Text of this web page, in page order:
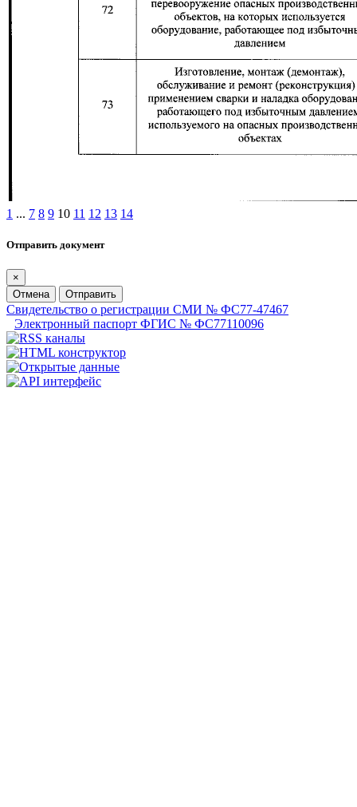
1 ... 7 8 9 10 11 12 13 14
Отправить документ
×
Отмена
Отправить
Свидетельство о регистрации СМИ № ФС77-47467
Электронный паспорт ФГИС № ФС77110096